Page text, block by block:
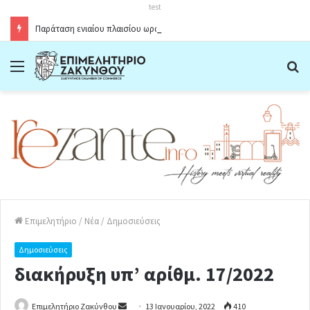
test
Menu
Επιμελητήριο / Νέα / Δημοσιεύσεις
Δημοσιεύσεις
διακήρυξη υπ’ αρίθμ. 17/2022
Επιμελητήριο Ζακύνθου 13 Ιανουαρίου, 2022 410